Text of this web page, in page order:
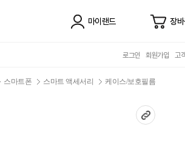
마이랜드 장
로그인 회원가입 고
스마트폰 스마트 액세서리 케이스/보호필름